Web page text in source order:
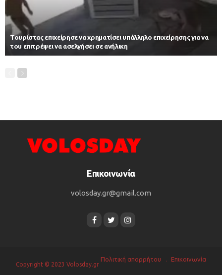
Τουρίστας επιχείρησε να χρηματίσει υπάλληλο επιχείρησης για να
του επιτρέψει να ασελγήσει σε ανήλικη
Επικοινωνία
volosday.gr@gmail.com
Copyright © 2023 Volosday.gr
Πολιτική απορρήτου Επικοινωνία